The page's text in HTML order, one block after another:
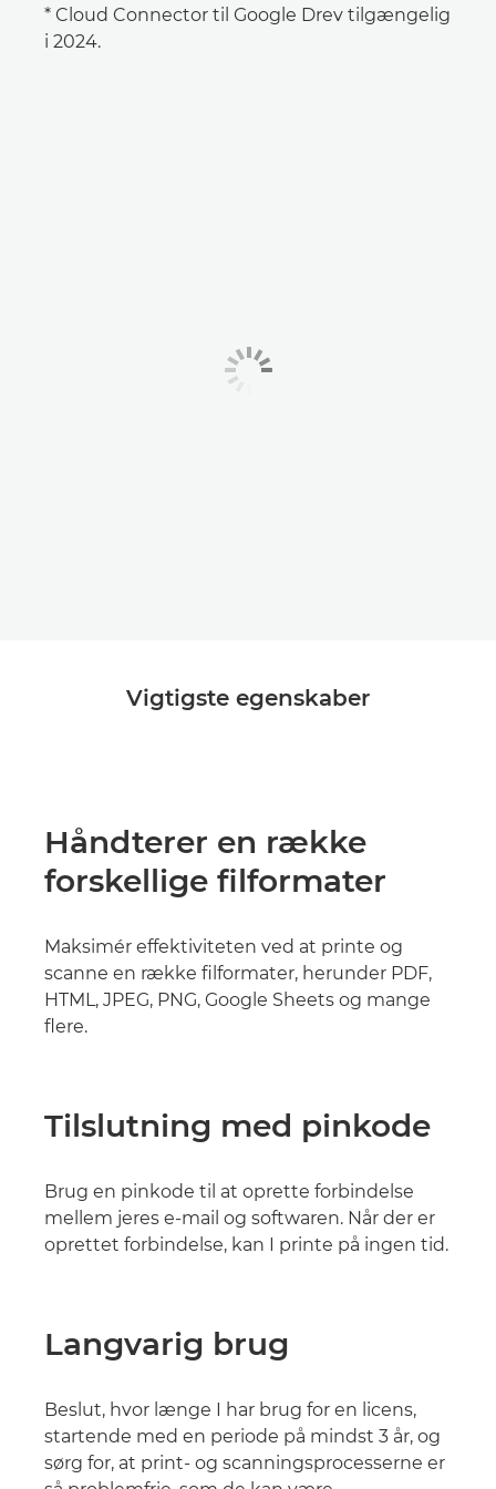
* Cloud Connector til Google Drev tilgængelig
i 2024.
Vigtigste egenskaber
Håndterer en række
forskellige filformater
Maksimér effektiviteten ved at printe og
scanne en række filformater, herunder PDF,
HTML, JPEG, PNG, Google Sheets og mange
flere.
Tilslutning med pinkode
Brug en pinkode til at oprette forbindelse
mellem jeres e-mail og softwaren. Når der er
oprettet forbindelse, kan I printe på ingen tid.
Langvarig brug
Beslut, hvor længe I har brug for en licens,
startende med en periode på mindst 3 år, og
sørg for, at print- og scanningsprocesserne er